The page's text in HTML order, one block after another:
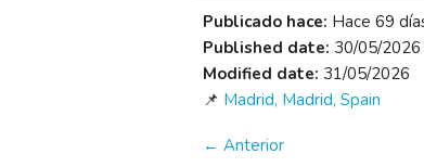
Publicado hace: Hace 69
Published date: 30/05/2026
Modified date: 31/05/2026
📌 Madrid, Madrid, Spain
← Anterior